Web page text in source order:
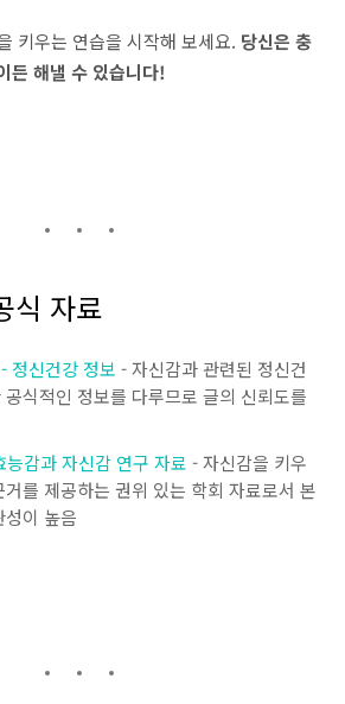
키우는 연습을 시작해 보세요. 당신은 충
든 해낼 수 있습니다!
식 자료
정신건강 정보 - 자신감과 관련된 정신건
식적인 정보를 다루므로 글의 신뢰도를
감과 자신감 연구 자료 - 자신감을 키우
를 제공하는 권위 있는 학회 자료로서 본
이 높음